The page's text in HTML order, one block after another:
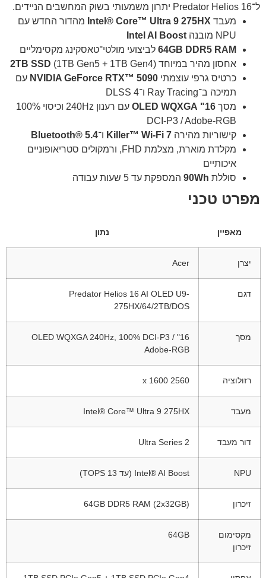
ל־Predator Helios 16 יתרון משמעותי בשוק המחשבים הניידים.
מעבד Intel® Core™ Ultra 9 275HX מהדור החדש עם
NPU מובנה
Intel AI Boost
64GB DDR5 RAM לביצועי מולטי־טאסקינג מקסימליים
אחסון מהיר במיוחד
2TB SSD (1TB Gen5 + 1TB Gen4)
כרטיס גרפי עוצמתי NVIDIA GeForce RTX™ 5090 עם
תמיכה ב־Ray Tracing ו־DLSS 4
מסך 16" OLED WQXGA
עם רענון 240Hz וכיסוי 100%
DCI-P3 / Adobe-RGB
קישוריות מהירה Killer™ Wi-Fi 7 ו־Bluetooth® 5.4
מקלדת מוארת, מצלמת FHD, ורמקולים סטריאופוניים
איכותיים
סוללת 90Wh המספקת עד 5 שעות עבודה
מפרט טכני
מאפיין נתון
יצרן Acer
דגם
Predator Helios 16 AI OLED U9-
275HX/64/2TB/DOS
מסך
16" OLED WQXGA 240Hz, 100% DCI-P3 /
Adobe-RGB
רזולוציה 2560 x 1600
מעבד Intel® Core™ Ultra 9 275HX
דור מעבד Ultra Series 2
NPU Intel® AI Boost (עד 13 TOPS)
זיכרון 64GB DDR5 RAM (2x32GB)
מקסימום
זיכרון
64GB